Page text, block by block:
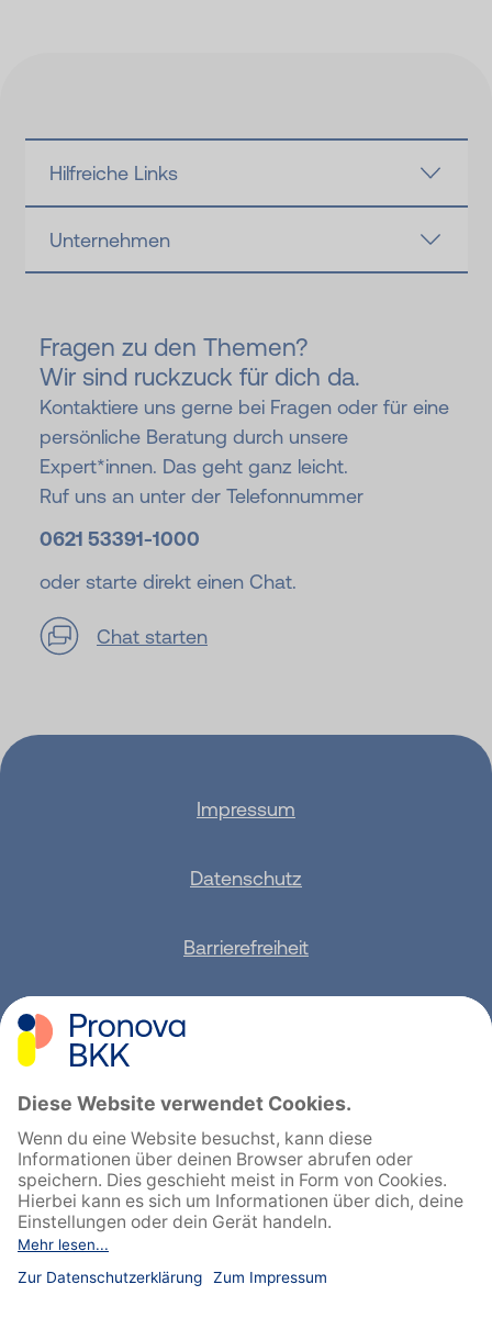
Hilfreiche Links
Unternehmen
Fragen zu den Themen?
Wir sind ruckzuck für dich da.
Kontaktiere uns gerne bei Fragen oder für eine
persönliche Beratung durch unsere
Expert*innen. Das geht ganz leicht.
Ruf uns an unter der Telefonnummer
0621 53391-1000
oder starte direkt einen Chat.
Chat starten
Impressum
Datenschutz
Barrierefreiheit
English
Cookie-Einstellungen